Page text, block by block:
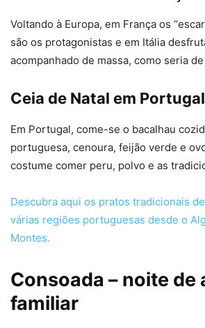
Voltando à Europa, em França os
são os protagonistas e em Itália
acompanhado de massa, como seria
Ceia de Natal em Portugal
Em Portugal, come-se o bacalhau
portuguesa, cenoura, feijão verde e
costume comer peru, polvo e as
Descubra aqui os pratos tradicionais
várias regiões portuguesas desde o
Montes.
Consoada – noite de
familiar